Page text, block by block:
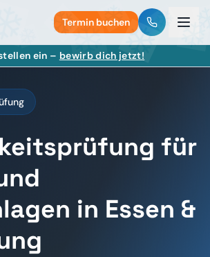
Termin buchen
ein – bewirb dich jetzt!
für
in Essen &